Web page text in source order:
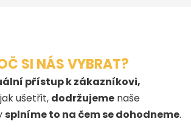
SI NÁS VYBRAT?
přístup k zákazníkovi,
ušetřit, dodržujeme naše
splníme to na čem se dohodneme.